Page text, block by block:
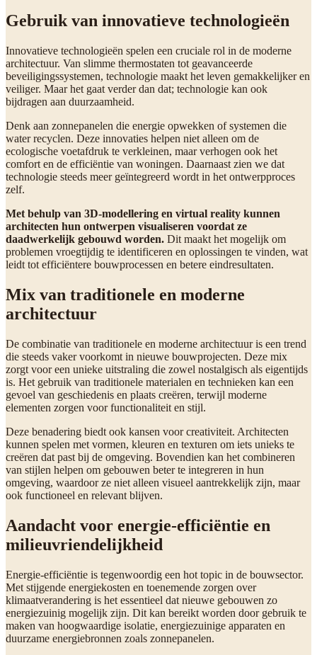
Gebruik van innovatieve technologieën
Innovatieve technologieën spelen een cruciale rol in de moderne
architectuur. Van slimme thermostaten tot geavanceerde
beveiligingssystemen, technologie maakt het leven gemakkelijker en
veiliger. Maar het gaat verder dan dat; technologie kan ook
bijdragen aan duurzaamheid.
Denk aan zonnepanelen die energie opwekken of systemen die
water recyclen. Deze innovaties helpen niet alleen om de
ecologische voetafdruk te verkleinen, maar verhogen ook het
comfort en de efficiëntie van woningen. Daarnaast zien we dat
technologie steeds meer geïntegreerd wordt in het ontwerpproces
zelf.
Met behulp van 3D-modellering en virtual reality kunnen
architecten hun ontwerpen visualiseren voordat ze
daadwerkelijk gebouwd worden. Dit maakt het mogelijk om
problemen vroegtijdig te identificeren en oplossingen te vinden, wat
leidt tot efficiëntere bouwprocessen en betere eindresultaten.
Mix van traditionele en moderne
architectuur
De combinatie van traditionele en moderne architectuur is een trend
die steeds vaker voorkomt in nieuwe bouwprojecten. Deze mix
zorgt voor een unieke uitstraling die zowel nostalgisch als eigentijds
is. Het gebruik van traditionele materialen en technieken kan een
gevoel van geschiedenis en plaats creëren, terwijl moderne
elementen zorgen voor functionaliteit en stijl.
Deze benadering biedt ook kansen voor creativiteit. Architecten
kunnen spelen met vormen, kleuren en texturen om iets unieks te
creëren dat past bij de omgeving. Bovendien kan het combineren
van stijlen helpen om gebouwen beter te integreren in hun
omgeving, waardoor ze niet alleen visueel aantrekkelijk zijn, maar
ook functioneel en relevant blijven.
Aandacht voor energie-efficiëntie en
milieuvriendelijkheid
Energie-efficiëntie is tegenwoordig een hot topic in de bouwsector.
Met stijgende energiekosten en toenemende zorgen over
klimaatverandering is het essentieel dat nieuwe gebouwen zo
energiezuinig mogelijk zijn. Dit kan bereikt worden door gebruik te
maken van hoogwaardige isolatie, energiezuinige apparaten en
duurzame energiebronnen zoals zonnepanelen.